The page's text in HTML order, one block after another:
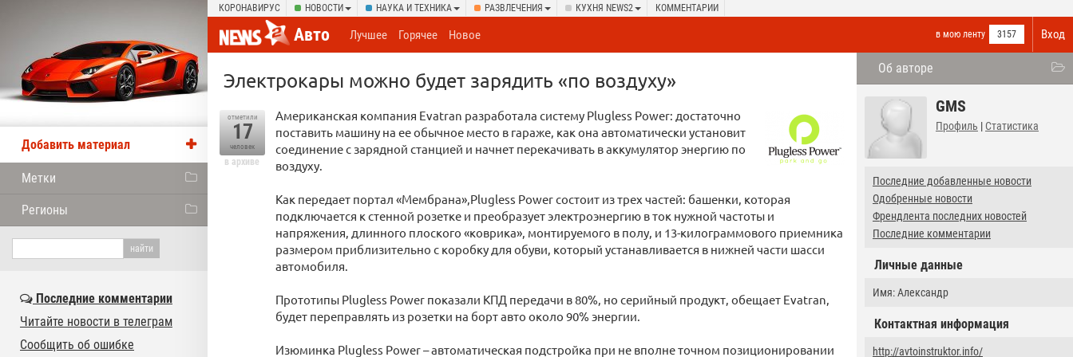
КОРОНАВИРУС НОВОСТИ НАУКА И ТЕХНИКА РАЗВЛЕЧЕНИЯ КУХНЯ NEWS2 КОММЕНТАРИИ
Вход
Авто в мою ленту 3157
Лучшее Горячее Новое
Об авторе
GMS
Профиль | Статистика
Последние добавленные новости
Одобренные новости
Френдлента последних новостей
Последние комментарии
Личные данные
Имя: Александр
Контактная информация
http://avtoinstruktor.info/
Электрокары можно будет зарядить «по воздуху»
отметили
17
человек
в архиве
Американская компания Evatran разработала систему Plugless Power: достаточно
поставить машину на ее обычное место в гараже, как она автоматически установит
соединение с зарядной станцией и начнет перекачивать в аккумулятор энергию по
воздуху.
Как передает портал «Мембрана»,Plugless Power состоит из трех частей: башенки, которая
подключается к стенной розетке и преобразует электроэнергию в ток нужной частоты и
напряжения, длинного плоского «коврика», монтируемого в полу, и 13-килограммового приемника
размером приблизительно с коробку для обуви, который устанавливается в нижней части шасси
автомобиля.
Прототипы Plugless Power показали КПД передачи в 80%, но серийный продукт, обещает Evatran,
будет переправлять из розетки на борт авто около 90% энергии.
Изюминка Plugless Power – автоматическая подстройка при не вполне точном позиционировании
Добавить материал
Метки
Регионы
Последние комментарии
Читайте новости в телеграм
Сообщить об ошибке